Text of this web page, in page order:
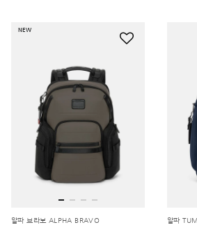
NEW
알파 브라보 ALPHA BRAVO 알파